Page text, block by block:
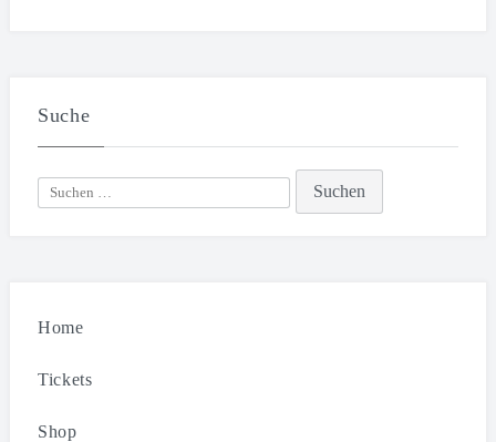
Suche
Suchen
nach:
Home
Tickets
Shop